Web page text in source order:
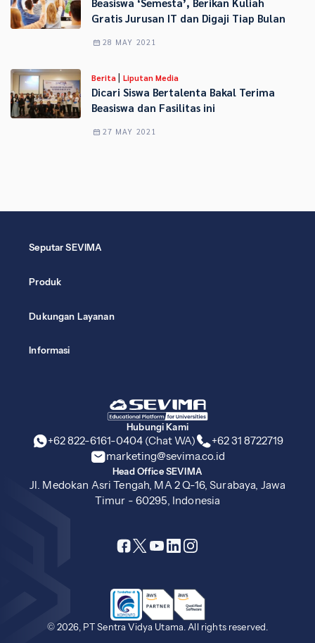
Beasiswa ‘Semesta’, Berikan Kuliah
Gratis Jurusan IT dan Digaji Tiap Bulan
28 MAY 2021
Berita | Liputan Media
Dicari Siswa Bertalenta Bakal Terima
Beasiswa dan Fasilitas ini
27 MAY 2021
Hubungi Kami
+62 822-6161-0404 (Chat WA)
+62 31 8722719
marketing@sevima.co.id
Head Office SEVIMA
Jl. Medokan Asri Tengah, MA 2 Q-16, Surabaya, Jawa
Timur - 60295, Indonesia
Seputar SEVIMA
Produk
Dukungan Layanan
Informasi
© 2026, PT Sentra Vidya Utama. All rights reserved.